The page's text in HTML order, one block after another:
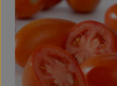
Entspannt durch die FERIEN
Obst & Gemüse
Kühltheke
Backwaren